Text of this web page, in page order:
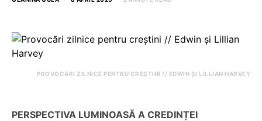
PROVOCĂRI ZILNICE PENTRU CREȘTINI // EDWIN ȘI LILLIAN HARVEY
PERSPECTIVA LUMINOASĂ A CREDINȚEI